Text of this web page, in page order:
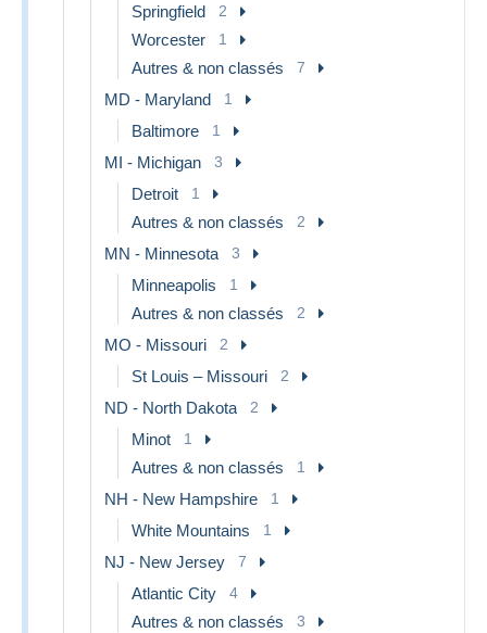
Springfield 2
Worcester 1
Autres & non classés 7
MD - Maryland 1
Baltimore 1
MI - Michigan 3
Detroit 1
Autres & non classés 2
MN - Minnesota 3
Minneapolis 1
Autres & non classés 2
MO - Missouri 2
St Louis – Missouri 2
ND - North Dakota 2
Minot 1
Autres & non classés 1
NH - New Hampshire 1
White Mountains 1
NJ - New Jersey 7
Atlantic City 4
Autres & non classés 3